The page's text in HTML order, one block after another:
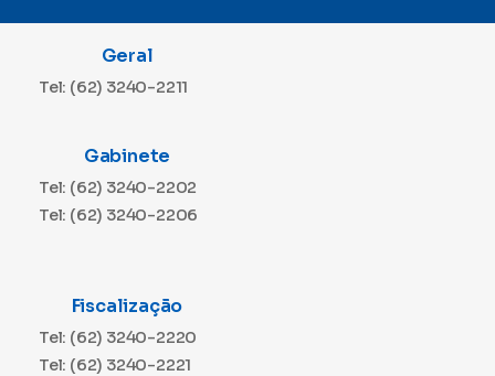
Geral
Tel: (62) 3240-2211
Gabinete
Tel: (62) 3240-2202
Tel: (62) 3240-2206
Fiscalização
Tel: (62) 3240-2220
Tel: (62) 3240-2221